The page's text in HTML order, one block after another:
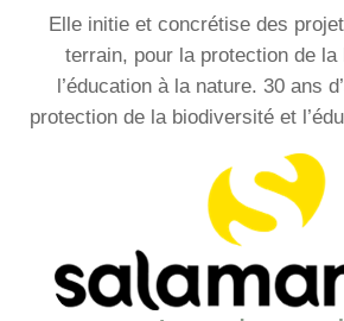
Elle initie et concrétise des
terrain, pour la protection de la
l’éducation à la nature. 30 ans
protection de la biodiversité et